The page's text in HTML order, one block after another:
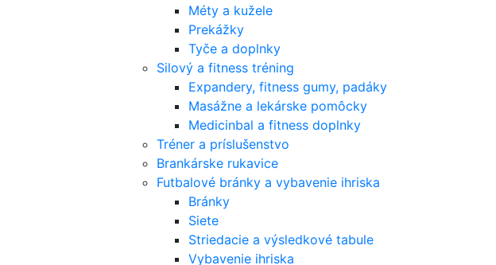
Méty a kužele
Prekážky
Tyče a doplnky
Silový a fitness tréning
Expandery, fitness gumy, padáky
Masážne a lekárske pomôcky
Medicinbal a fitness doplnky
Tréner a príslušenstvo
Brankárske rukavice
Futbalové bránky a vybavenie ihriska
Bránky
Siete
Striedacie a výsledkové tabule
Vybavenie ihriska